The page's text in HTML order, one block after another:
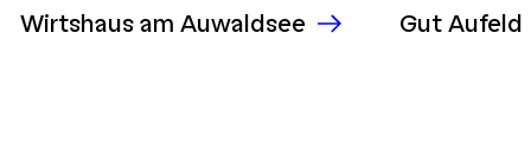
Wirtshaus am Auwaldsee Gut Aufeld